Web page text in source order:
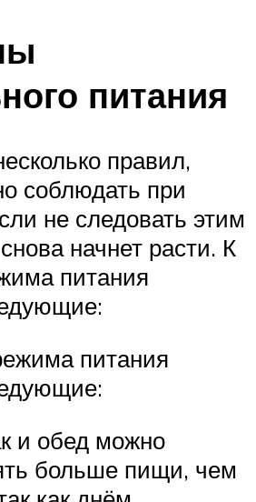
питания
правил,
соблюдать при
не следовать этим
начнет расти. К
питания
питания
и обед можно
больше пищи, чем